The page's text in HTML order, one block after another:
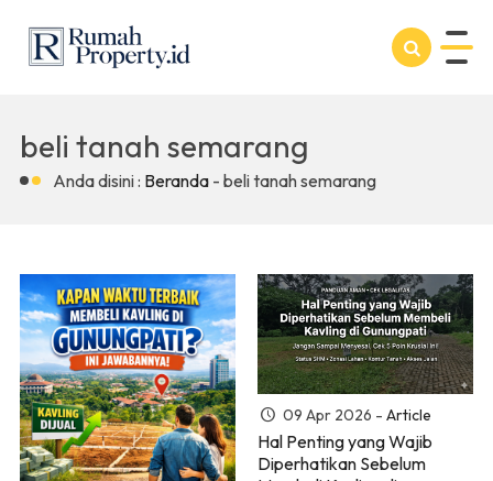
beli tanah semarang
Anda disini : Beranda - beli tanah semarang
09 Apr 2026 - Article
Hal Penting yang Wajib
Diperhatikan Sebelum